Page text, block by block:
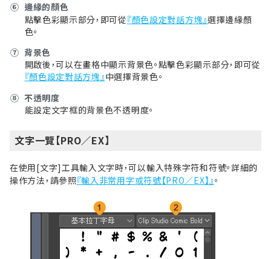
⑥ 邊緣的顏色
點擊色彩顯示部分，即可從『顏色設定對話方塊』選擇邊緣顏
色。
⑦ 背景色
開啟後，可以在畫格中顯示背景色。點擊色彩顯示部分，即可從
『顏色設定對話方塊』中選擇背景色。
⑧ 不透明度
能設定文字框的背景色不透明度。
文字一覽【PRO／EX】
在使用[文字]工具輸入文字時，可以輸入特殊字符和符號。詳細的
操作方法，請參照『輸入非常用字或符號【PRO／EX】』。